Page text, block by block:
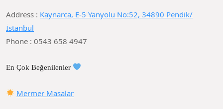
Address : Kaynarca, E-5 Yanyolu No:52, 34890 Pendik/
İstanbul
Phone : 0543 658 4947
En Çok Beğenilenler
Mermer Masalar